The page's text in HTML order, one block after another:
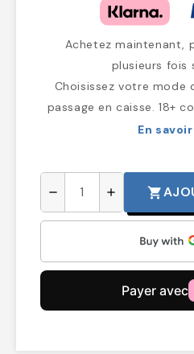
Achetez maintenant,
plusieurs fois
Choisissez votre mode
passage en caisse. 18+
En
remove add shopping_cart